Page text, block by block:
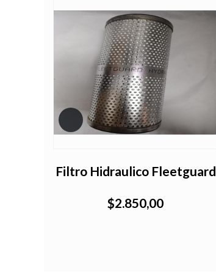
Filtro Hidraulico Fleetguard
$2.850,00